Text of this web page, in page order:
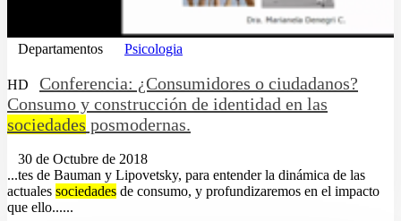
Departamentos Psicologia
HD
Conferencia: ¿Consumidores o ciudadanos?
Consumo y construcción de identidad en las
sociedades posmodernas.
30 de Octubre de 2018
...tes de Bauman y Lipovetsky, para entender la dinámica de las
actuales sociedades de consumo, y profundizaremos en el impacto
que ello......